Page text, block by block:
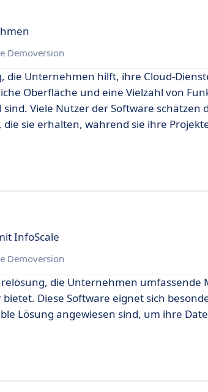
Demoversion
die Unternehmen hilft, ihre Cloud-
Oberfläche und eine Vielzahl von
Viele Nutzer der Software schätzen
sie erhalten, während sie ihre
InfoScale
Demoversion
die Unternehmen umfassende
Diese Software eignet sich
Lösung angewiesen sind, um ihre